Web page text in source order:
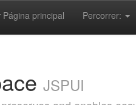
Página principal Percorrer:
JSPUI